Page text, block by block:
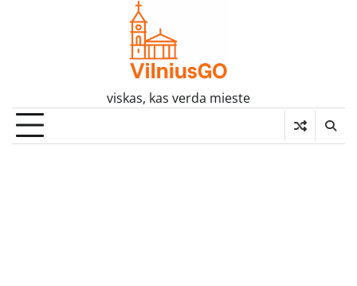
viskas, kas verda mieste